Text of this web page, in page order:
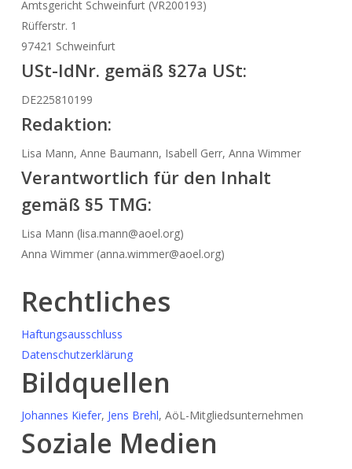
Amtsgericht Schweinfurt (VR200193)
Rüfferstr. 1
97421 Schweinfurt
USt-IdNr. gemäß §27a USt:
DE225810199
Redaktion:
Lisa Mann, Anne Baumann, Isabell Gerr, Anna Wimmer
Verantwortlich für den Inhalt
gemäß §5 TMG:
Lisa Mann (lisa.mann@aoel.org)
Anna Wimmer (anna.wimmer@aoel.org)
Rechtliches
Haftungsausschluss
Datenschutzerklärung
Bildquellen
Johannes Kiefer, Jens Brehl, AöL-Mitgliedsunternehmen
Soziale Medien